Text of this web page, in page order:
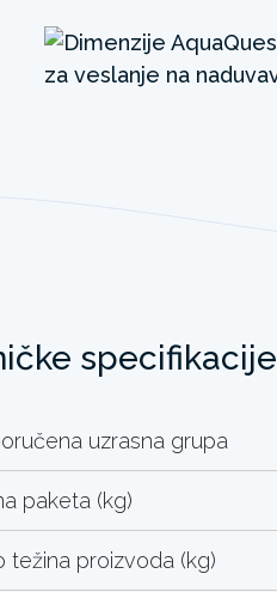
specifikacije
uzrasna grupa
paketa (kg)
težina proizvoda (kg)